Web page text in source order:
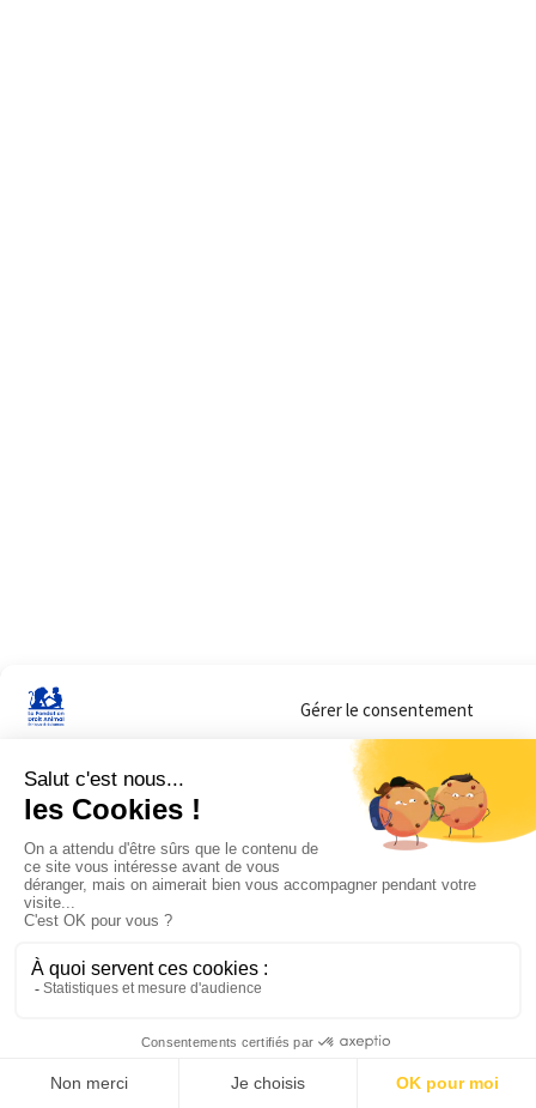
Gérer le consentement
Sur ce site, nous utilisons des cookies pour mesurer notre audience et vous
lorsque vous y consentez. Vous pouvez sélectionner ceux que vous autorisez
navigation.